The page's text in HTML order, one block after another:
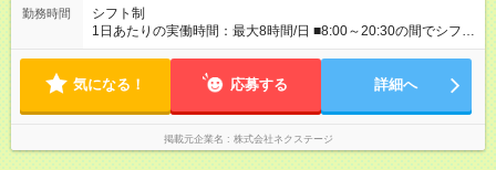
回 ■賞与：通常賞与/年4回＋チーム賞与/年2回（☆あなたの活躍
に合わせて支給！※規定あり） 【試用期間】試用期間あり 試用
勤務時間
シフト制
1日あたりの実働時間：最大8時間/日 ■8:00～20:30の間でシフト
制（実働8h／休憩60分） ※9:30～18:30（メイン時間帯）を軸
業が少なめなので、仕事終わりの趣味や家族と過ごす時間もた
気になる！ 応募する 詳細へ
掲載元企業名 株式会社ネクステージ